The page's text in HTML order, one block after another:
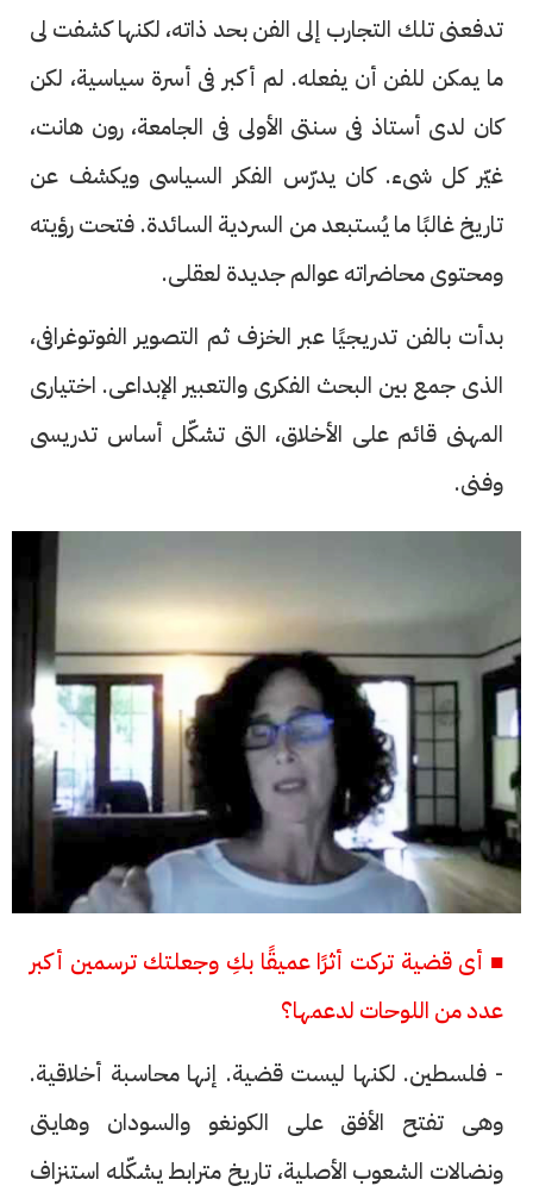
تدفعنى تلك التجارب إلى الفن بحد ذاته، لكنها كشفت لى
ما يمكن للفن أن يفعله. لم أكبر فى أسرة سياسية، لكن
كان لدى أستاذ فى سنتى الأولى فى الجامعة، رون هانت،
غيّر كل شىء. كان يدرّس الفكر السياسى ويكشف عن
تاريخ غالبًا ما يُستبعد من السردية السائدة. فتحت رؤيته
ومحتوى محاضراته عوالم جديدة لعقلى.
بدأت بالفن تدريجيًا عبر الخزف ثم التصوير الفوتوغرافى،
الذى جمع بين البحث الفكرى والتعبير الإبداعى. اختيارى
المهنى قائم على الأخلاق، التى تشكّل أساس تدريسى
وفنى.
■ أى قضية تركت أثرًا عميقًا بكِ وجعلتك ترسمين أكبر
عدد من اللوحات لدعمها؟
- فلسطين. لكنها ليست قضية. إنها محاسبة أخلاقية.
وهى تفتح الأفق على الكونغو والسودان وهايتى
ونضالات الشعوب الأصلية، تاريخ مترابط يشكّله استنزاف